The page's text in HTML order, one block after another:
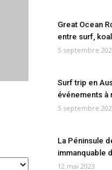
Great Ocean
entre surf,
5 septembre
Surf trip en
événements à
5 septembre
La Péninsule
immanquable
12 mai 2023